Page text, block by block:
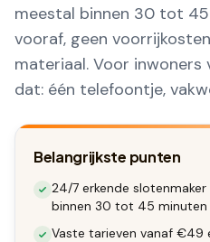
meestal binnen 30 tot
vooraf, geen
materiaal. Voor inwoners
dat: één telefoontje,
Belangrijkste punten
24/7 erkende
binnen 30 tot 45 minuten
Vaste tarieven vanaf €49